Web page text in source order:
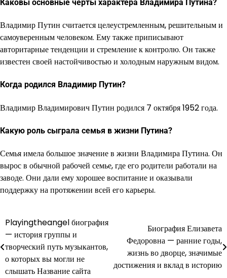
Каковы основные черты характера Владимира Путина?
Владимир Путин считается целеустремленным, решительным и
самоуверенным человеком. Ему также приписывают
авторитарные тенденции и стремление к контролю. Он также
известен своей настойчивостью и холодным наружным видом.
Когда родился Владимир Путин?
Владимир Владимирович Путин родился 7 октября 1952 года.
Какую роль сыграла семья в жизни Путина?
Семья имела большое значение в жизни Владимира Путина. Он
вырос в обычной рабочей семье, где его родители работали на
заводе. Они дали ему хорошее воспитание и оказывали
поддержку на протяжении всей его карьеры.
Навигация
по
записям
Playingtheangel биография
— история группы и
творческий путь музыкантов,
о которых вы могли не
слышать Название сайта
Биография Елизавета
Федоровна — ранние годы,
жизнь во дворце, значимые
достижения и вклад в историю